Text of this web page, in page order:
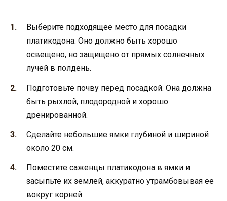
Выберите подходящее место для посадки
платикодона. Оно должно быть хорошо
освещено, но защищено от прямых солнечных
лучей в полдень.
Подготовьте почву перед посадкой. Она должна
быть рыхлой, плодородной и хорошо
дренированной.
Сделайте небольшие ямки глубиной и шириной
около 20 см.
Поместите саженцы платикодона в ямки и
засыпьте их землей, аккуратно утрамбовывая ее
вокруг корней.